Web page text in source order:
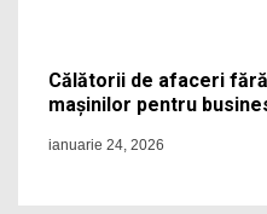
Călătorii de afaceri
mașinilor pentru
ianuarie 24, 2026